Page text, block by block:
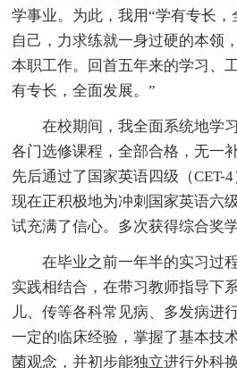
学事业。为此，我用“学有专长
自己，力求练就一身过硬的本领
本职工作。回首五年来的学习、
有专长，全面发展。”
在校期间，我全面系统地学
各门选修课程，全部合格，无一
先后通过了国家英语四级（CET-
现在正积极地为冲刺国家英语六
试充满了信心。多次获得综合奖学
在毕业之前一年半的实习过
实践相结合，在带习教师指导下
儿、传等各科常见病、多发病进
一定的临床经验，掌握了基本技
菌观念，并初步能独立进行外科